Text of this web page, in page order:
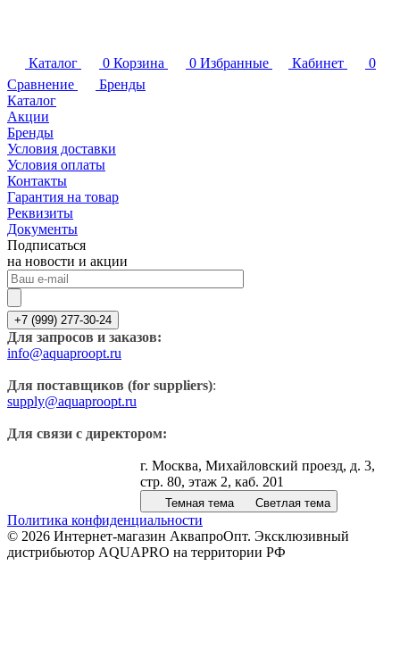
Каталог 0 Корзина 0 Избранные Кабинет
0
Сравнение
Бренды
Каталог
Акции
Бренды
Условия доставки
Условия оплаты
Контакты
Гарантия на товар
Реквизиты
Документы
Подписаться
на новости и акции
+7 (999) 277-30-24
Для запросов и заказов:
info@aquaproopt.ru
Для поставщиков (for suppliers):
supply@aquaproopt.ru
Для связи с директором:
г. Москва, Михайловский проезд, д. 3,
стр. 80, этаж 2, каб. 201
Темная тема Светлая тема
Политика конфиденциальности
© 2026 Интернет-магазин АквапроОпт. Эксклюзивный
дистрибьютор AQUAPRO на территории РФ